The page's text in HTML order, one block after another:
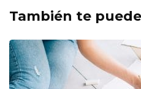
También te